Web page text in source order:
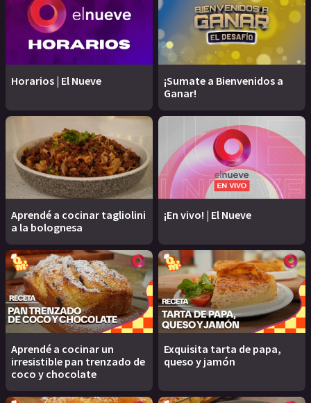
Horarios | El Nueve
¡Sumate a Bienvenidos a
Ganar!
Aprendé a cocinar tagliolini
a la bolognesa
¡En vivo! | El Nueve
Aprendé a cocinar un
irresistible pan trenzado de
coco y chocolate
Exquisita tarta de papa,
queso y jamón